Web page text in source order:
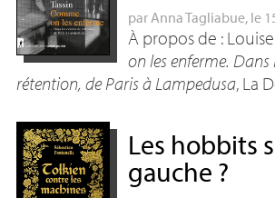
par Anna Tagliabue, le
À propos de : Louise
on les enferme. Dans
rétention, de Paris à Lampedusa, La
Les hobbits
gauche ?